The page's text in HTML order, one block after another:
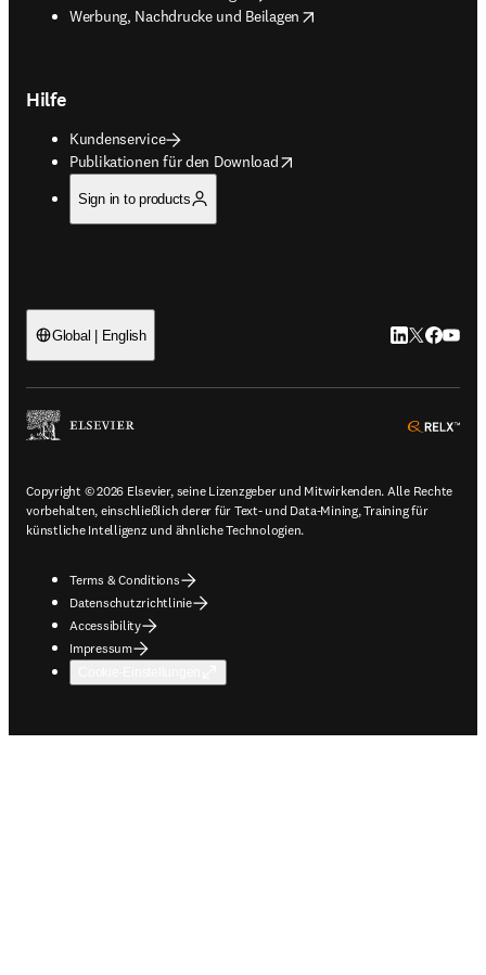
Werbung, Nachdrucke und Beilagen
opens in new tab/window
Hilfe
Kundenservice
Publikationen für den Download
opens in new tab/window
Sign in to products
Global | English LinkedIn
Twitter
Copyright © 2026 Elsevier, seine Lizenzgeber und Mitwirkenden. Alle Rechte
vorbehalten, einschließlich derer für Text- und Data-Mining, Training für
künstliche Intelligenz und ähnliche Technologien.
Terms & Conditions
Datenschutzrichtlinie
Accessibility
Impressum